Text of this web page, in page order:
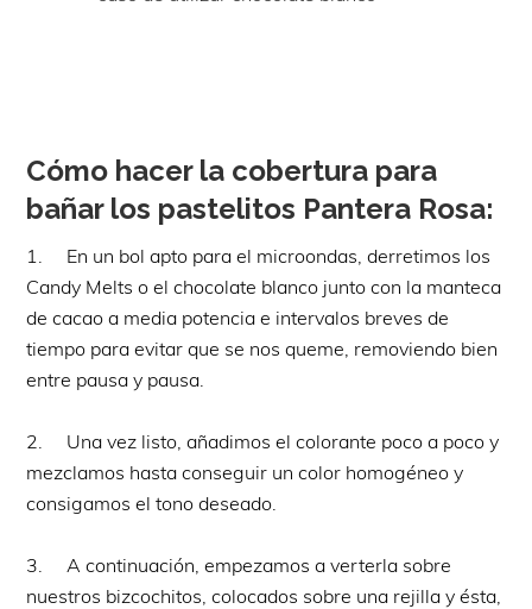
Cómo hacer la cobertura para
bañar los pastelitos Pantera Rosa:
1. En un bol apto para el microondas, derretimos los
Candy Melts o el chocolate blanco junto con la manteca
de cacao a media potencia e intervalos breves de
tiempo para evitar que se nos queme, removiendo bien
entre pausa y pausa.
2. Una vez listo, añadimos el colorante poco a poco y
mezclamos hasta conseguir un color homogéneo y
consigamos el tono deseado.
3. A continuación, empezamos a verterla sobre
nuestros bizcochitos, colocados sobre una rejilla y ésta,